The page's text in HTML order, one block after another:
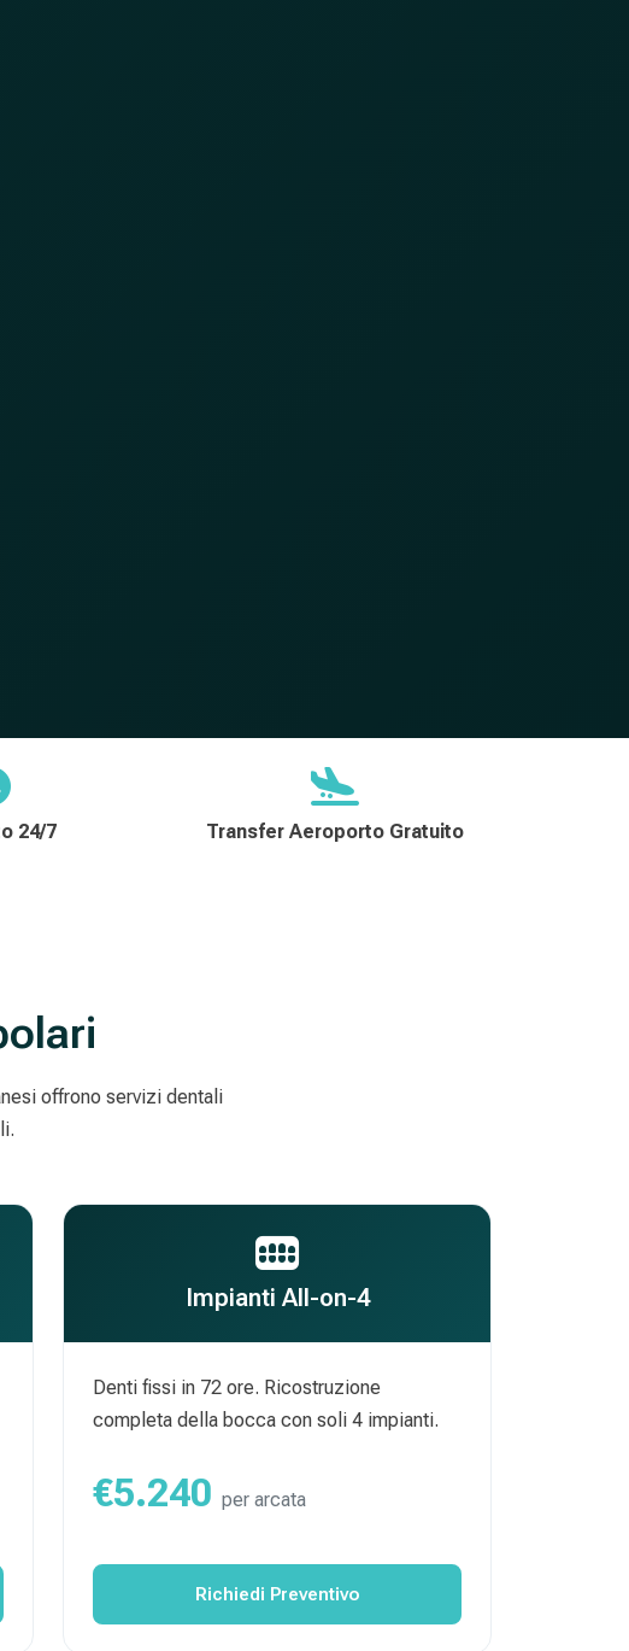
24/7 Transfer Aeroporto Gratuito
offrono servizi dentali
Impianti All-on-4
Denti fissi in 72 ore. Ricostruzione
completa della bocca con soli 4 impianti.
€5.240 per arcata
Richiedi Preventivo